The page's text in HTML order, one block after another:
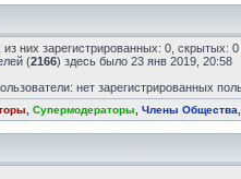
, из них зарегистрированных: 0, скрытых:
(2166) здесь было 23 янв 2019, 20:58
нет зарегистрированных
Супермодераторы Члены Общества